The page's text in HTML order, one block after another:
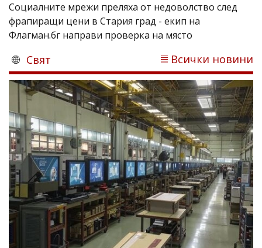
Социалните мрежи преляха от недоволство след
фрапиращи цени в Стария град - екип на
Флагман.бг направи проверка на място
Свят Всички новини